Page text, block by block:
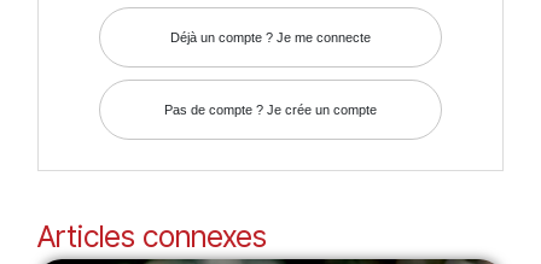
Déjà un compte ? Je me connecte
Pas de compte ? Je crée un compte
Articles connexes